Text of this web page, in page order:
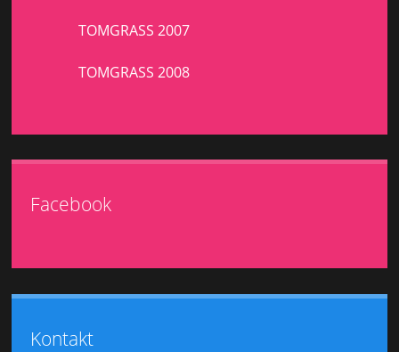
TOMGRASS 2007
TOMGRASS 2008
Facebook
Kontakt